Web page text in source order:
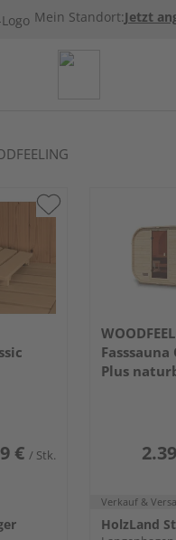
Mein Standort:Jetzt
€ / Stk.
Fasssauna
Plus
Verkauf &
HolzLand